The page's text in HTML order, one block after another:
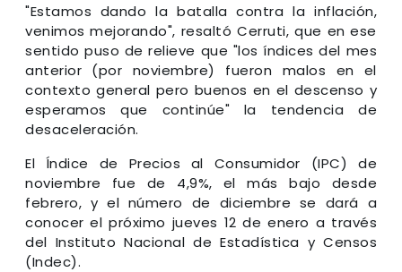
"Estamos dando la batalla contra la inflación,
venimos mejorando", resaltó Cerruti, que en ese
sentido puso de relieve que "los índices del mes
anterior (por noviembre) fueron malos en el
contexto general pero buenos en el descenso y
esperamos que continúe" la tendencia de
desaceleración.
El Índice de Precios al Consumidor (IPC) de
noviembre fue de 4,9%, el más bajo desde
febrero, y el número de diciembre se dará a
conocer el próximo jueves 12 de enero a través
del Instituto Nacional de Estadística y Censos
(Indec).